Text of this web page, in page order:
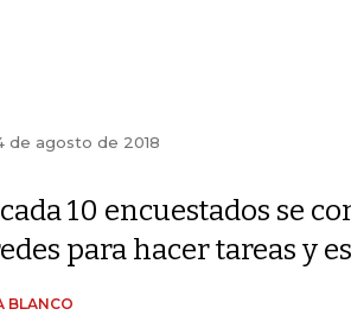
de agosto de 2018
10 encuestados se
para hacer tareas y
BLANCO